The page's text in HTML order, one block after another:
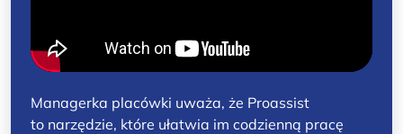
Managerka placówki uważa, że Proassist
to narzędzie, które ułatwia im codzienną pracę